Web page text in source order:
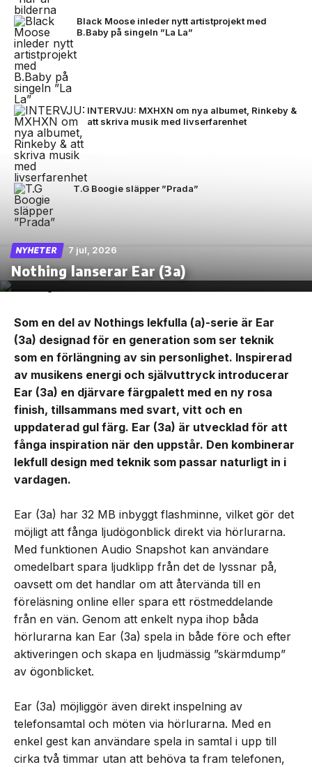
Black Moose inleder nytt artistprojekt med
B.Baby på singeln ”La La”
INTERVJU: MXHXN om nya albumet, Rinkeby &
att skriva musik med livserfarenhet
T.G Boogie släpper ”Prada”
NYHETER 7 jul, 2026
Nothing lanserar Ear (3a)
Som en del av Nothings lekfulla (a)-serie är Ear
(3a) designad för en generation som ser teknik
som en förlängning av sin personlighet. Inspirerad
av musikens energi och självuttryck introducerar
Ear (3a) en djärvare färgpalett med en ny rosa
finish, tillsammans med svart, vitt och en
uppdaterad gul färg. Ear (3a) är utvecklad för att
fånga inspiration när den uppstår. Den kombinerar
lekfull design med teknik som passar naturligt in i
vardagen.
Ear (3a) har 32 MB inbyggt flashminne, vilket gör det
möjligt att fånga ljudögonblick direkt via hörlurarna.
Med funktionen Audio Snapshot kan användare
omedelbart spara ljudklipp från det de lyssnar på,
oavsett om det handlar om att återvända till en
föreläsning online eller spara ett röstmeddelande
från en vän. Genom att enkelt nypa ihop båda
hörlurarna kan Ear (3a) spela in både före och efter
aktiveringen och skapa en ljudmässig ”skärmdump”
av ögonblicket.
Ear (3a) möjliggör även direkt inspelning av
telefonsamtal och möten via hörlurarna. Med en
enkel gest kan användare spela in samtal i upp till
cirka två timmar utan att behöva ta fram telefonen,